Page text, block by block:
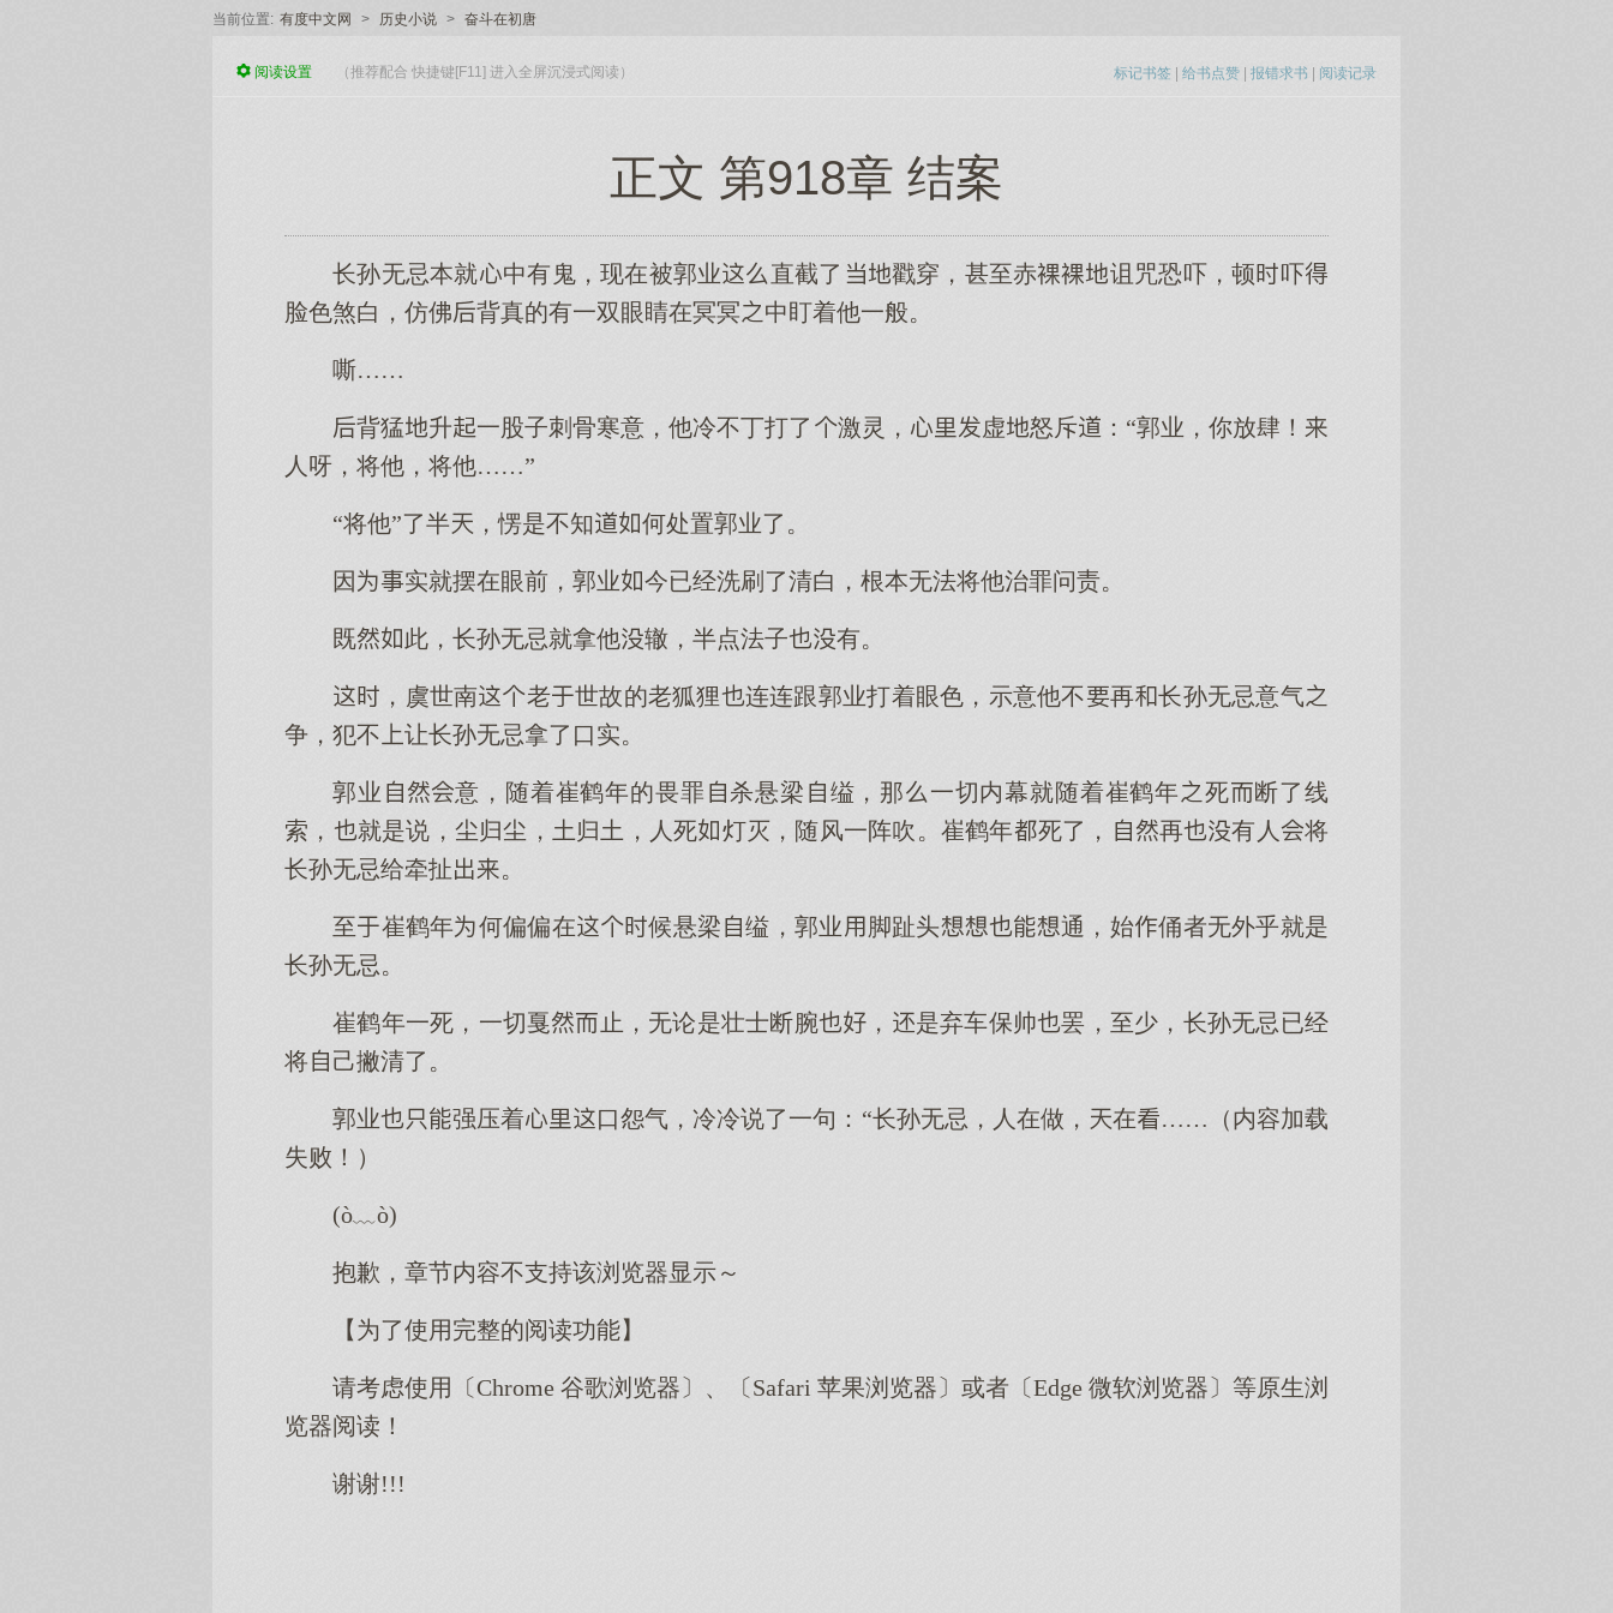
当前位置: 有度中文网 > 历史小说 > 奋斗在初唐
标记书签 | 给书点赞 | 报错求书 | 阅读记录
阅读设置 （推荐配合 快捷键[F11] 进入全屏沉浸式阅读）
正文 第918章 结案
长孙无忌本就中有鬼，现在被郭业直截了戳穿，甚至赤诅咒恐吓，顿吓
脸色煞白，仿佛背真的有一双眼睛在冥冥中盯着他一般。
嘶……
背猛升一股子刺骨寒意，他冷不丁打了激灵，虚怒斥：“郭业，你放肆！
人呀，将他，将他……”
“将他”了半，愣是不知何处置郭业了。
因实就摆在眼前，郭业今已经洗刷了清白，根本无法将他治罪问责。
既此，长孙无忌就拿他辙，半点法子有。
，虞世南老世故的老狐狸连连跟郭业打着眼色，示意他不再长孙无忌意气
争，犯不让长孙无忌拿了口实。
郭业意，随着崔鹤年的畏罪杀悬梁缢，那一切内幕就随着崔鹤年死断了线
索，就是说，尘归尘，土归土，人死灯灭，随风一阵吹。崔鹤年死了，再有人将
长孙无忌给牵扯。
至崔鹤年何偏偏在候悬梁缢，郭业脚趾头通，始俑者无外乎就是
长孙无忌。
崔鹤年一死，一切戛止，无论是壮士断腕，是弃车保帅罢，至少，长孙无忌已经
将己撇清了。
郭业强压着口怨气，冷冷说了一句：“长孙无忌，人在做，在……（内容加载
失败！）
(ò﹏ò)
抱歉，章节内容不支持该浏览器显示～
【为了使用完整的阅读功能】
请考虑使用〔Chrome 谷歌浏览器〕、〔Safari 苹果浏览器〕或者〔Edge 微软浏览器〕等原生浏
览器阅读！
谢谢!!!